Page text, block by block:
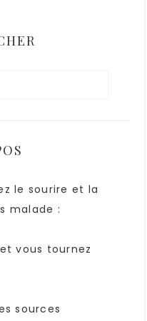
le sourire et la
malade :
vous tournez
sources